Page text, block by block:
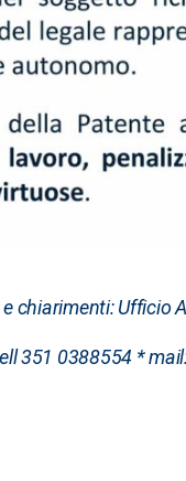
chiarimenti:Ufficio
351 0388554 *